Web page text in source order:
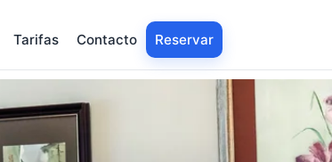
Tarifas Contacto Reservar